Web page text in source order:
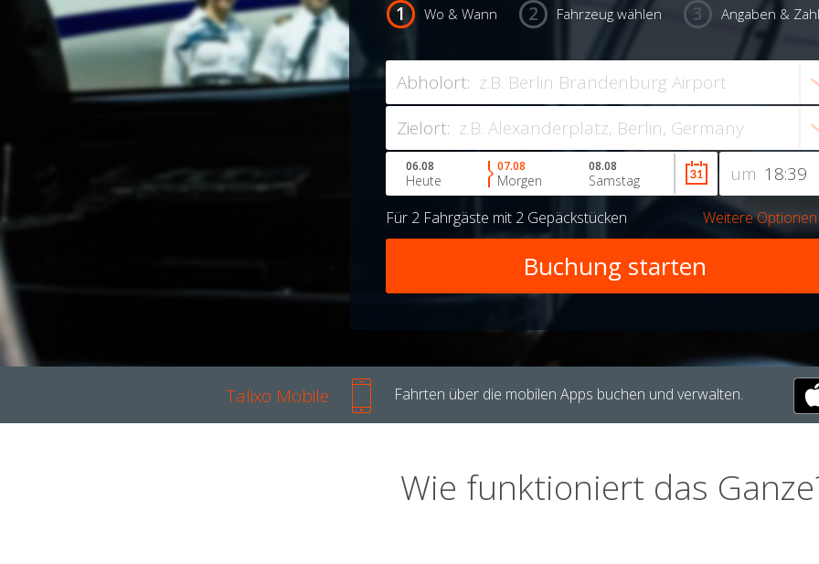
Wo & Wann Fahrzeug wählen Angaben &
Abholort:
Zielort:
um
06.08
Heute
07.08
Morgen
08.08
Samstag
Für 2 Fahrgäste mit 2 Gepäckstücken Weitere Optionen
Talixo Mobile Fahrten über die mobilen Apps buchen und verwalten.
Wie funktioniert das